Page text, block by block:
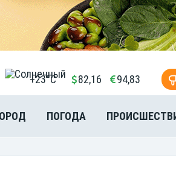
+23°C 82,16 94,83
ПОГОДА